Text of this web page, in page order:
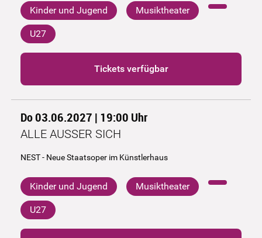
Kinder und Jugend Musiktheater
U27
Tickets verfügbar
Do 03.06.2027 | 19:00 Uhr
ALLE AUSSER SICH
NEST - Neue Staatsoper im Künstlerhaus
Kinder und Jugend Musiktheater
U27